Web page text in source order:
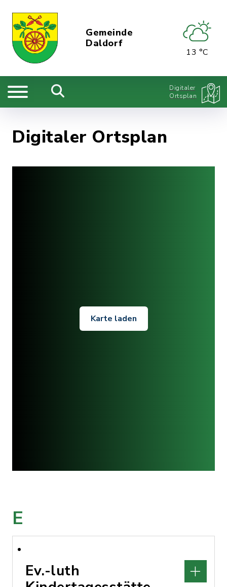
Gemeinde
Daldorf
13 °C
Digitaler
Ortsplan
Digitaler Ortsplan
Karte laden
E
Ev.-luth